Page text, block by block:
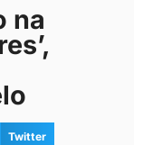
na
Twitter